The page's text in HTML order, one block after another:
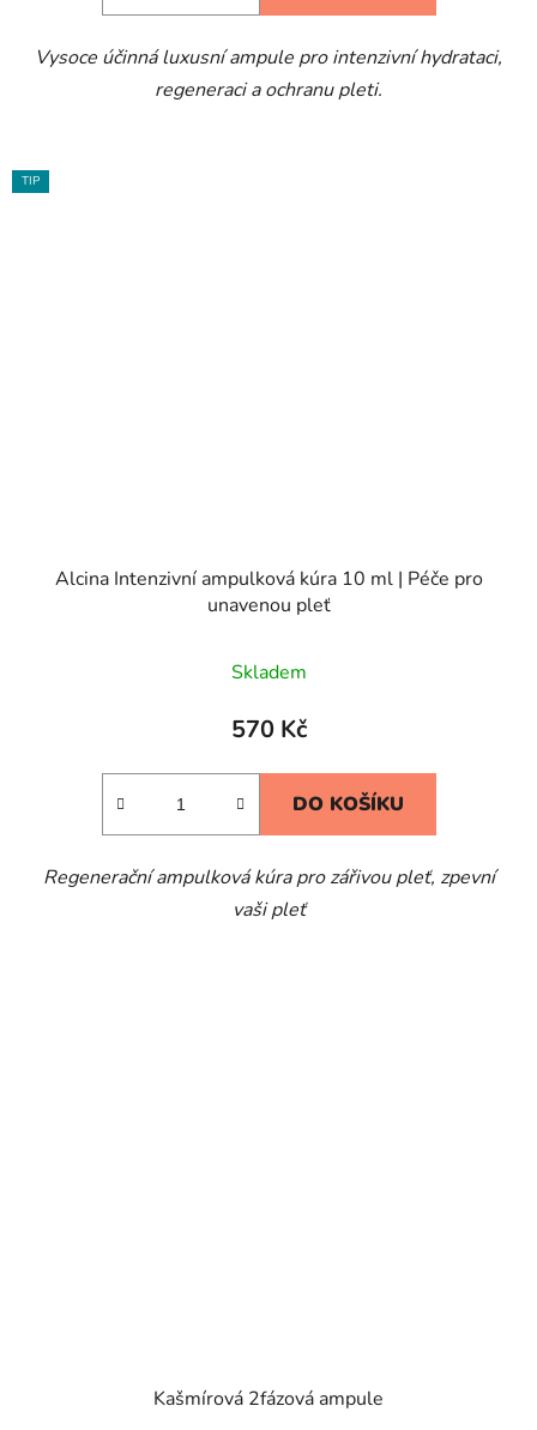
Vysoce účinná luxusní ampule pro intenzivní hydrataci,
regeneraci a ochranu pleti.
TIP
Alcina Intenzivní ampulková kúra 10 ml | Péče pro
unavenou pleť
Skladem
570 Kč
DO KOŠÍKU
Regenerační ampulková kúra pro zářivou pleť, zpevní
vaši pleť
Kašmírová 2fázová ampule